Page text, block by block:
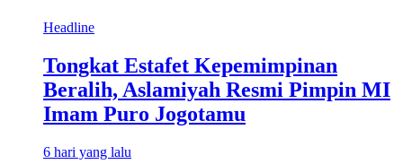
Headline
Tongkat Estafet Kepemimpinan
Beralih, Aslamiyah Resmi Pimpin MI
Imam Puro Jogotamu
6 hari yang lalu